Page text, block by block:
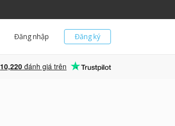
Đăng ký
Đăng nhập
10,220 đánh giá trên